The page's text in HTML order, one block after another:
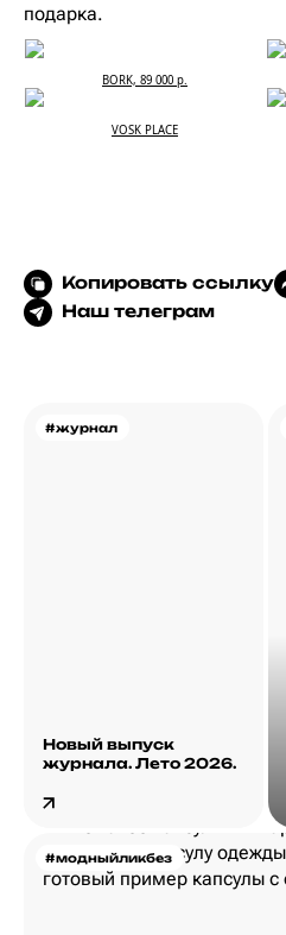
подарка.
BORK, 89 000 р.
VOSK PLACE
Копировать ссылку
Наш телеграм
#журнал
Новый выпуск
журнала. Лето 2026.
#модныйликбез